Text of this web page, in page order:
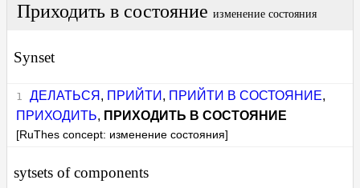
Приходить в состояние изменение состояния
Synset
ДЕЛАТЬСЯ , ПРИЙТИ , ПРИЙТИ В СОСТОЯНИЕ,
ПРИХОДИТЬ, ПРИХОДИТЬ В СОСТОЯНИЕ
[RuThes concept: изменение состояния]
sytsets of components